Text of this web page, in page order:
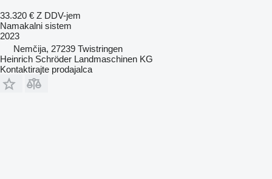
33.320 € Z DDV-jem
Namakalni sistem
2023
Nemčija, 27239 Twistringen
Heinrich Schröder Landmaschinen KG
Kontaktirajte prodajalca